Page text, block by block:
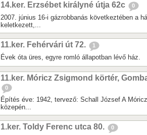
14.ker. Erzsébet királyné útja 62c 0
2007. június 16-i gázrobbanás következtében a
keletkezett,...
11.ker. Fehérvári út 72. 1
Évek óta üres, egyre romló állapotban lévő ház.
11.ker. Móricz Zsigmond körtér,
0
Építés éve: 1942, tervező: Schall József A
közepén...
1.ker. Toldy Ferenc utca 80. 0